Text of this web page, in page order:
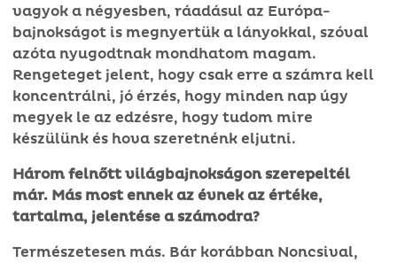
vagyok a négyesben, ráadásul az Európa-
bajnokságot is megnyertük a lányokkal, szóval
azóta nyugodtnak mondhatom magam.
Rengeteget jelent, hogy csak erre a számra kell
koncentrálni, jó érzés, hogy minden nap úgy
megyek le az edzésre, hogy tudom mire
készülünk és hova szeretnénk eljutni.
Három felnőtt világbajnokságon szerepeltél
már. Más most ennek az évnek az értéke,
tartalma, jelentése a számodra?
Természetesen más. Bár korábban Noncsival,